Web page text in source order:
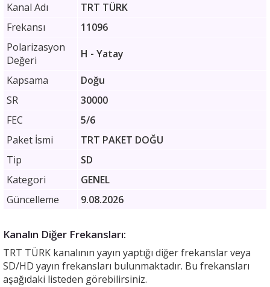
Kanal Adı
TRT TÜRK
Frekansı
11096
Polarizasyon
Değeri
H - Yatay
Kapsama
Doğu
SR
30000
FEC
5/6
Paket İsmi
TRT PAKET DOĞU
Tip
SD
Kategori
GENEL
Güncelleme
9.08.2026
Kanalın Diğer Frekansları:
TRT TÜRK kanalının yayın yaptığı diğer frekanslar veya
SD/HD yayın frekansları bulunmaktadır. Bu frekansları
aşağıdaki listeden görebilirsiniz.